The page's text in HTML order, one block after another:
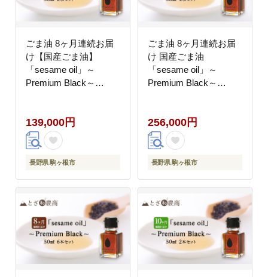
ごま油 8ヶ月連続お届
け【国産ごま油】
「sesame oil」～
Premium Black～
料 長野県駒ケ根市産
139,000円
長野県 駒ヶ根市
ごま油 8ヶ月連続お届
け 国産ごま油
「sesame oil」～
Premium Black～
料 長野県駒ケ根市産
256,000円
長野県 駒ヶ根市